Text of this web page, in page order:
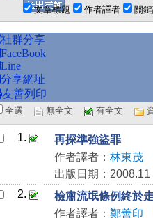
文章標題
作者譯者 關
社群分享
FaceBook
Line
分享網址
友善列印
全選 無全文 有全文
1.
再探準強盜罪
作者譯者： 林東茂
出版日期：2008.11
2.
檢肅流氓條例終於
作者譯者： 鄭善印